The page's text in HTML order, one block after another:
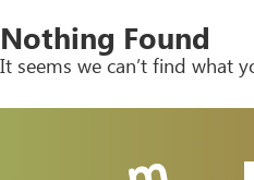
Nothing Found
It seems we can’t find what